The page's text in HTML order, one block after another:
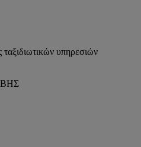
ταξιδιωτικών υπηρεσιών